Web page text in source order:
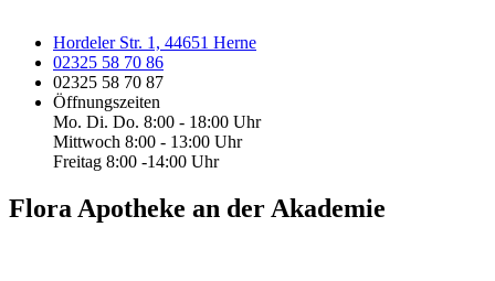
Hordeler Str. 1, 44651 Herne
02325 58 70 86
02325 58 70 87
Öffnungszeiten
Mo. Di. Do. 8:00 - 18:00 Uhr
Mittwoch 8:00 - 13:00 Uhr
Freitag 8:00 -14:00 Uhr
Flora Apotheke an der Akademie